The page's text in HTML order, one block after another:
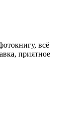
всё
приятное